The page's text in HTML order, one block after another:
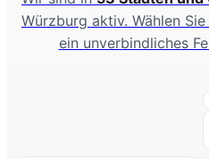
Würzburg aktiv. Wählen
ein unverbindliches